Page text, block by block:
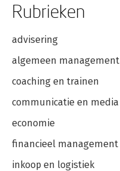
Rubrieken
advisering
algemeen management
coaching en trainen
communicatie en media
economie
financieel management
inkoop en logistiek